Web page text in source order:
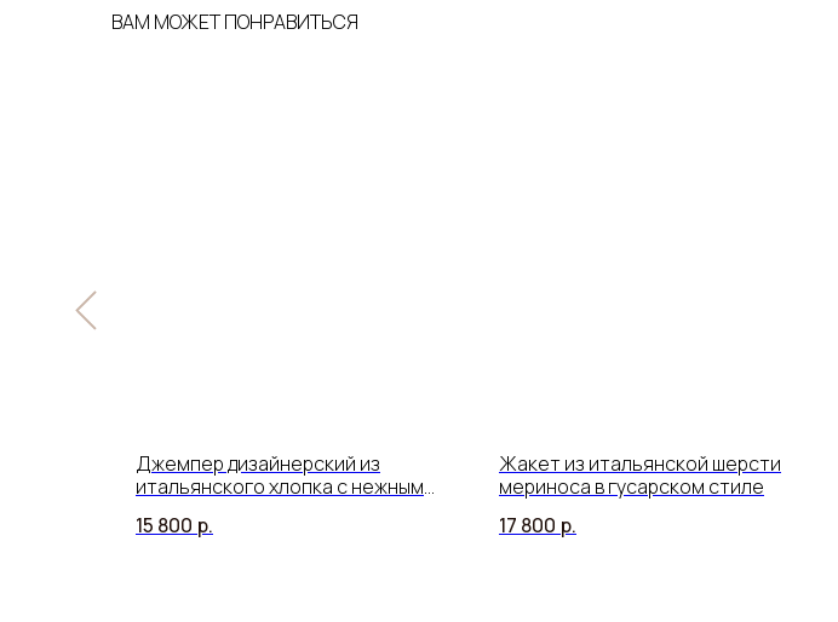
ВАМ МОЖЕТ ПОНРАВИТЬСЯ
Джемпер дизайнерский из
итальянского хлопка с нежным
15 800 р.
Жакет из итальянской шерсти
мериноса в гусарском стиле
17 800 р.